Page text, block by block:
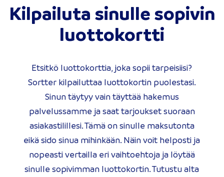
Kilpailuta sinulle sopivin
luottokortti
Etsitkö luottokorttia, joka sopii tarpeisiisi?
Sortter kilpailuttaa luottokortin puolestasi.
Sinun täytyy vain täyttää hakemus
palvelussamme ja saat tarjoukset suoraan
asiakastilillesi. Tämä on sinulle maksutonta
eikä sido sinua mihinkään. Näin voit helposti ja
nopeasti vertailla eri vaihtoehtoja ja löytää
sinulle sopivimman luottokortin. Tutustu alta